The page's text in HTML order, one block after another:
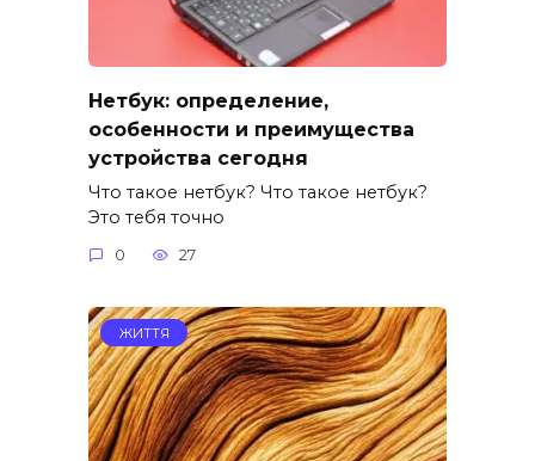
Нетбук: определение,
особенности и преимущества
устройства сегодня
Что такое нетбук? Что такое нетбук?
Это тебя точно
0 27
ЖИТТЯ